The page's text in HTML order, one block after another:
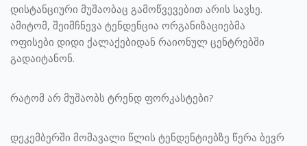
დისტანციური მუშაობაც გამოწვევებით არის სავსე.
ამიტომ, შეიმჩნევა ტენდენცია ორგანიზაციებმა
ოფისები დიდი ქალაქებიდან რაიონულ ცენტრებში
გადაიტანონ.
რატომ არ მუშაობს ტრენდ ფორკასტები?
დეკემბერში მომავალი წლის ტენდენტიებზე წერა ბევრ